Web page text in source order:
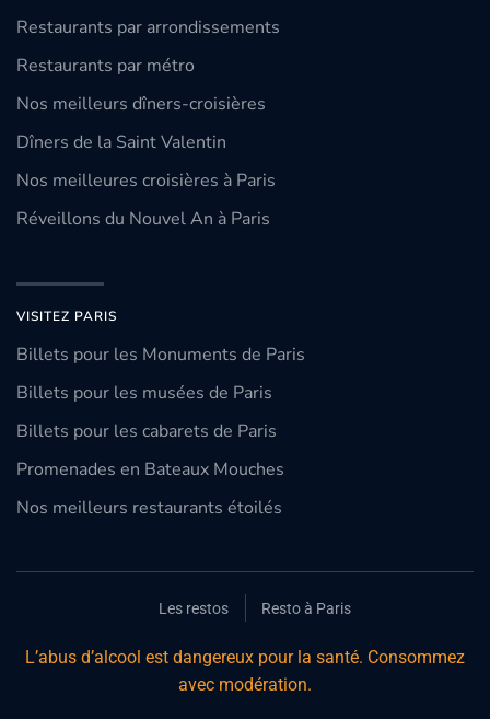
Restaurants par arrondissements
Restaurants par métro
Nos meilleurs dîners-croisières
Dîners de la Saint Valentin
Nos meilleures croisières à Paris
Réveillons du Nouvel An à Paris
VISITEZ PARIS
Billets pour les Monuments de Paris
Billets pour les musées de Paris
Billets pour les cabarets de Paris
Promenades en Bateaux Mouches
Nos meilleurs restaurants étoilés
Les restos Resto à Paris
L’abus d’alcool est dangereux pour la santé. Consommez
avec modération.